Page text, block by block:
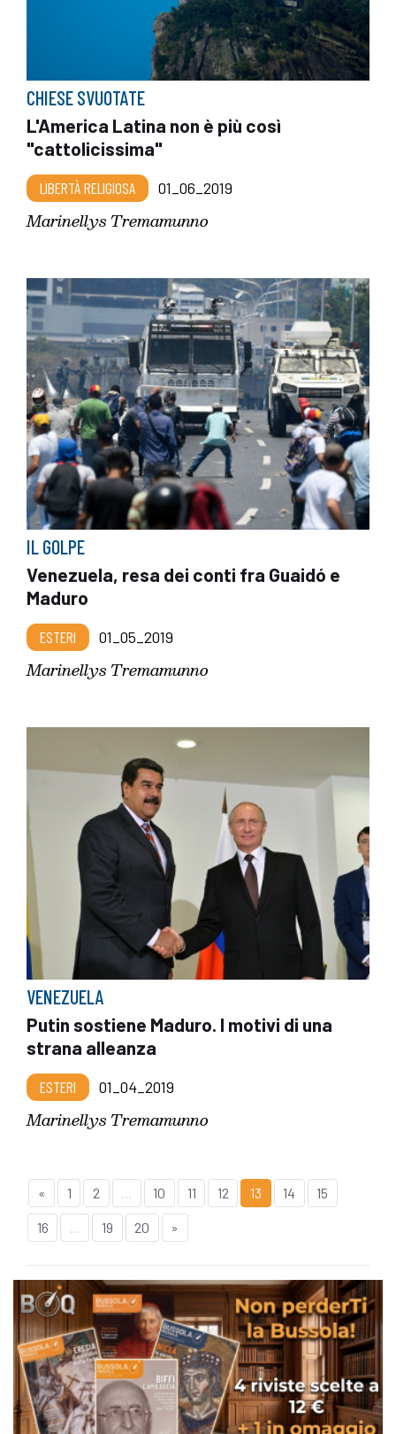
CHIESE SVUOTATE
L'America Latina non è più così
"cattolicissima"
LIBERTÀ RELIGIOSA 01_06_2019
Marinellys Tremamunno
IL GOLPE
Venezuela, resa dei conti fra Guaidó e
Maduro
ESTERI 01_05_2019
Marinellys Tremamunno
VENEZUELA
Putin sostiene Maduro. I motivi di una
strana alleanza
ESTERI 01_04_2019
Marinellys Tremamunno
« 1 2 ... 10 11 12 13 14 15
16 ... 19 20 »